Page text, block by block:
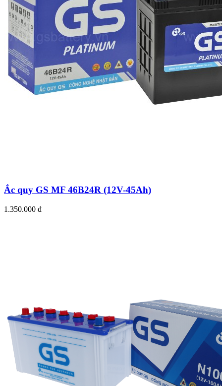
Ắc quy GS MF 46B24R (12V-45Ah)
1.350.000 đ